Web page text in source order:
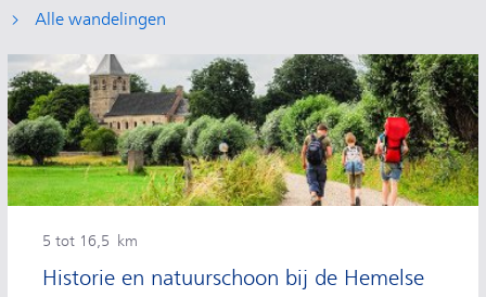
Alle wandelingen
Historie en natuurschoon bij de Hemelse
5 tot 16,5 km